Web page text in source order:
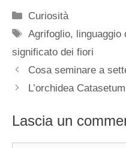
Categorie
Curiosità
Tag
Agrifoglio, linguaggio
significato dei fiori
Cosa seminare a
L’orchidea Catasetum
Lascia un